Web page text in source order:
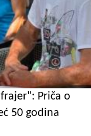
Priča o
50 godina